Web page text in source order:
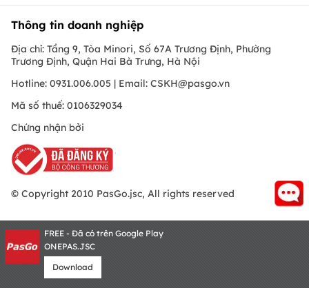
Thông tin doanh nghiệp
Địa chỉ: Tầng 9, Tòa Minori, Số 67A Trương Định, Phường
Trương Định, Quận Hai Bà Trưng, Hà Nội
Hotline: 0931.006.005 | Email: CSKH@pasgo.vn
Mã số thuế: 0106329034
Chứng nhận bởi
© Copyright 2010 PasGo.jsc, All rights reserved
FREE - Đã có trên Google Play
ONEPAS.JSC
Download